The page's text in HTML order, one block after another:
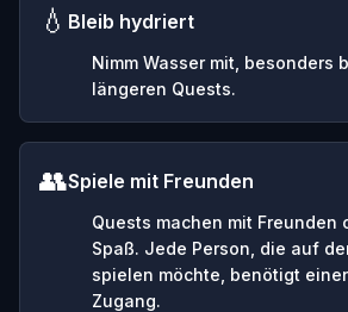
💧 Bleib hydriert
Nimm Wasser mit, besonders
längeren Quests.
👥Spiele mit Freunden
Quests machen mit Freunden
Spaß. Jede Person, die auf
spielen möchte, benötigt
Zugang.